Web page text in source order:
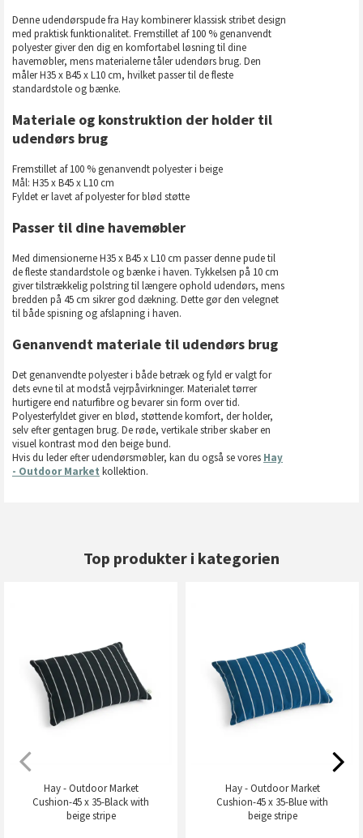
Denne udendørspude fra Hay kombinerer klassisk stribet design
med praktisk funktionalitet. Fremstillet af 100 % genanvendt
polyester giver den dig en komfortabel løsning til dine
havemøbler, mens materialerne tåler udendørs brug. Den
måler H35 x B45 x L10 cm, hvilket passer til de fleste
standardstole og bænke.
Materiale og konstruktion der holder til
udendørs brug
Fremstillet af 100 % genanvendt polyester i beige
Mål: H35 x B45 x L10 cm
Fyldet er lavet af polyester for blød støtte
Passer til dine havemøbler
Med dimensionerne H35 x B45 x L10 cm passer denne pude til
de fleste standardstole og bænke i haven. Tykkelsen på 10 cm
giver tilstrækkelig polstring til længere ophold udendørs, mens
bredden på 45 cm sikrer god dækning. Dette gør den velegnet
til både spisning og afslapning i haven.
Genanvendt materiale til udendørs brug
Det genanvendte polyester i både betræk og fyld er valgt for
dets evne til at modstå vejrpåvirkninger. Materialet tørrer
hurtigere end naturfibre og bevarer sin form over tid.
Polyesterfyldet giver en blød, støttende komfort, der holder,
selv efter gentagen brug. De røde, vertikale striber skaber en
visuel kontrast mod den beige bund.
Hvis du leder efter udendørsmøbler, kan du også se vores Hay
- Outdoor Market kollektion.
Top produkter i kategorien
Hay - Outdoor Market
Cushion-45 x 35-Black with
beige stripe
Hay - Outdoor Market
Cushion-45 x 35-Blue with
beige stripe